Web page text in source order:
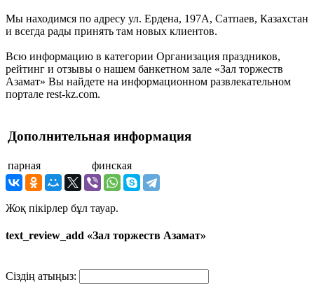
Мы находимся по адресу ул. Ердена, 197А, Сатпаев, Казахстан
и всегда рады принять там новых клиентов.
Всю информацию в категории Организация праздников,
рейтинг и отзывы о нашем банкетном зале «Зал торжеств
Азамат» Вы найдете на информационном развлекательном
портале rest-kz.com.
Дополнительная информация
парная финская
Жоқ пікірлер бұл тауар.
text_review_add «Зал торжеств Азамат»
Сіздің атыңыз: